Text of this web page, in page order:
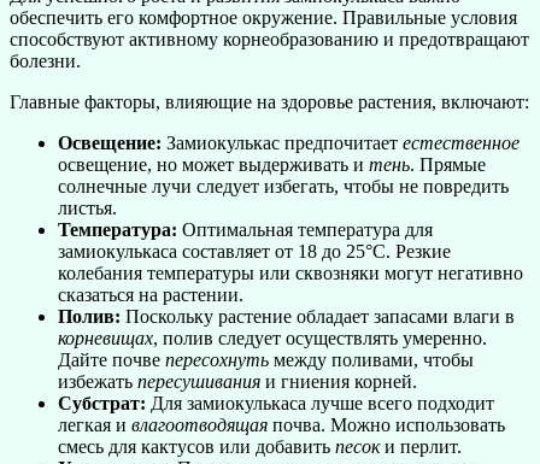
обеспечить его комфортное окружение. Правильные условия
способствуют активному корнеобразованию и предотвращают
болезни.
Главные факторы, влияющие на здоровье растения, включают:
Освещение: Замиокулькас предпочитает естественное
освещение, но может выдерживать и тень. Прямые
солнечные лучи следует избегать, чтобы не повредить
листья.
Температура: Оптимальная температура для
замиокулькаса составляет от 18 до 25°C. Резкие
колебания температуры или сквозняки могут негативно
сказаться на растении.
Полив: Поскольку растение обладает запасами влаги в
корневищах, полив следует осуществлять умеренно.
Дайте почве пересохнуть между поливами, чтобы
избежать пересушивания и гниения корней.
Субстрат: Для замиокулькаса лучше всего подходит
легкая и влагоотводящая почва. Можно использовать
смесь для кактусов или добавить песоки перлит.